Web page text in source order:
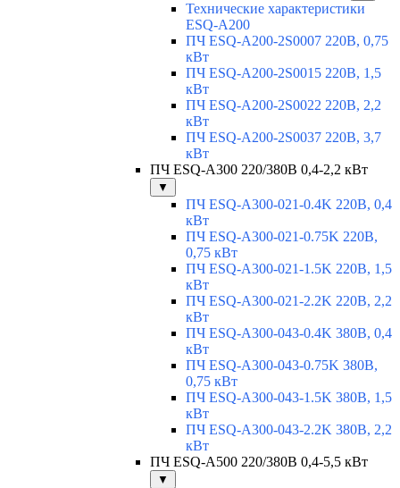
Технические характеристики
ESQ-A200
ПЧ ESQ-A200-2S0007 220В, 0,75
кВт
ПЧ ESQ-A200-2S0015 220В, 1,5
кВт
ПЧ ESQ-A200-2S0022 220В, 2,2
кВт
ПЧ ESQ-A200-2S0037 220В, 3,7
кВт
ПЧ ESQ-A300 220/380В 0,4-2,2 кВт
▼
ПЧ ESQ-A300-021-0.4K 220В, 0,4
кВт
ПЧ ESQ-A300-021-0.75K 220В,
0,75 кВт
ПЧ ESQ-A300-021-1.5K 220В, 1,5
кВт
ПЧ ESQ-A300-021-2.2K 220В, 2,2
кВт
ПЧ ESQ-A300-043-0.4K 380В, 0,4
кВт
ПЧ ESQ-A300-043-0.75K 380В,
0,75 кВт
ПЧ ESQ-A300-043-1.5K 380В, 1,5
кВт
ПЧ ESQ-A300-043-2.2K 380В, 2,2
кВт
ПЧ ESQ-A500 220/380В 0,4-5,5 кВт
▼